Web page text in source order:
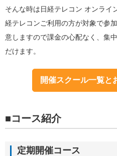
そんな時は日経テレコン オンライ
経テレコンご利用の方が対象で参
意しますので課金の心配なく、集
だけます。
開催スクール一覧と
■コース紹介
定期開催コース